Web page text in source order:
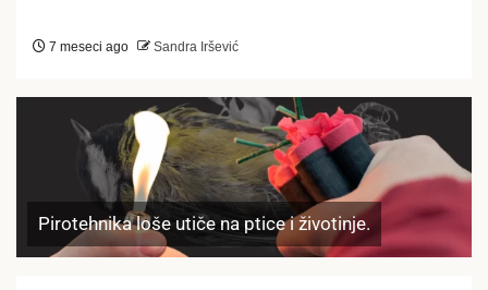
7 meseci ago Sandra Iršević
Pirotehnika loše utiče na ptice i životinje.